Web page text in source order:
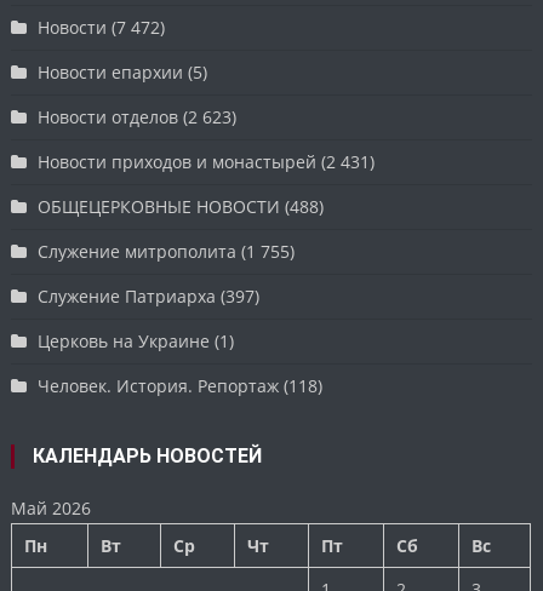
Новости (7 472)
Новости епархии (5)
Новости отделов (2 623)
Новости приходов и монастырей (2 431)
ОБЩЕЦЕРКОВНЫЕ НОВОСТИ (488)
Служение митрополита (1 755)
Служение Патриарха (397)
Церковь на Украине (1)
Человек. История. Репортаж (118)
КАЛЕНДАРЬ НОВОСТЕЙ
Май 2026
Пн
Вт Ср Чт Пт Сб
Вс